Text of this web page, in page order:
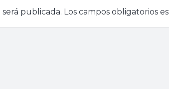
publicada. Los campos obligatorios